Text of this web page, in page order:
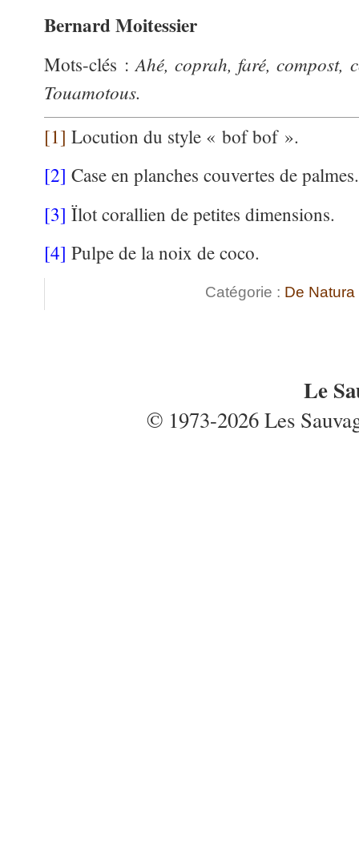
Bernard Moitessier
Mots-clés :Ahé, coprah, faré, compost,
Touamotous.
[1] Locution du style « bof bof ».
[2] Case en planches couvertes de palmes.
[3] Ïlot corallien de petites dimensions.
[4] Pulpe de la noix de coco.
Catégorie : De Natura
Le
© 1973-2026 Les